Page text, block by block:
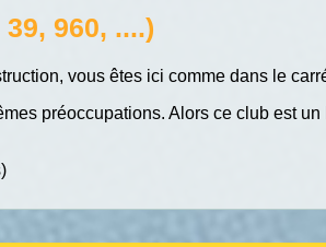
960, ....)
vous êtes ici comme dans le
préoccupations. Alors ce club est